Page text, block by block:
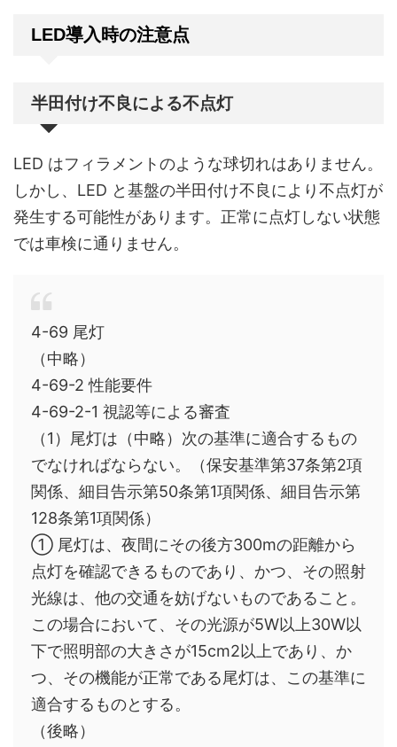
LED導入時の注意点
半田付け不良による不点灯
LED はフィラメントのような球切れはありません。
しかし、LED と基盤の半田付け不良により不点灯が
発生する可能性があります。正常に点灯しない状態
では車検に通りません。
4-69 尾灯
（中略）
4-69-2 性能要件
4-69-2-1 視認等による審査
（1）尾灯は（中略）次の基準に適合するもの
でなければならない。（保安基準第37条第2項
関係、細目告示第50条第1項関係、細目告示第
128条第1項関係）
① 尾灯は、夜間にその後方300mの距離から
点灯を確認できるものであり、かつ、その照射
光線は、他の交通を妨げないものであること。
この場合において、その光源が5W以上30W以
下で照明部の大きさが15cm2以上であり、か
つ、その機能が正常である尾灯は、この基準に
適合するものとする。
（後略）